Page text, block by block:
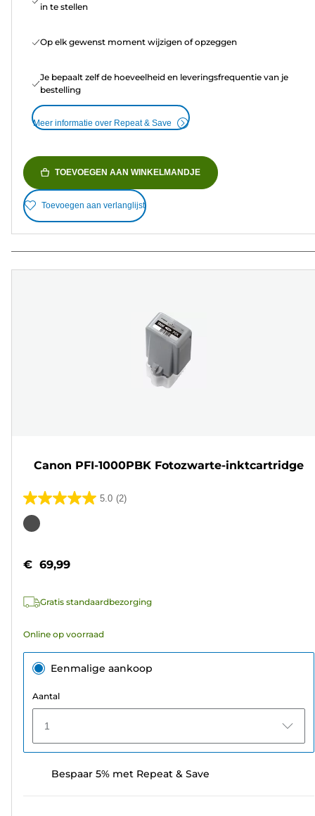
in te stellen
Op elk gewenst moment wijzigen of opzeggen
Je bepaalt zelf de hoeveelheid en leveringsfrequentie van je
bestelling
Meer informatie over Repeat & Save
TOEVOEGEN AAN WINKELMANDJE
Toevoegen aan verlanglijst
Canon PFI-1000PBK Fotozwarte-inktcartridge
5.0 (2)
5.0
van
sterren.
beoordelingen
Kleurencartridge
€ 69,99
Gratis standaardbezorging
Online op voorraad
Eenmalige aankoop
Aantal
1
Bespaar 5% met Repeat & Save